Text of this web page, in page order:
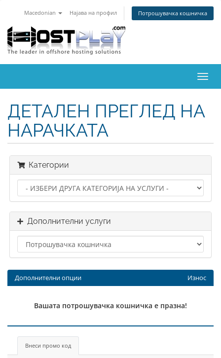
Macedonian Најава на профил Потрошувачка кошничка
ја
ДЕТАЛЕН ПРЕГЛЕД НА
НАРАЧКАТА
Категории
Дополнителни услуги
Дополнителни опции Износ
Вашата потрошувачка кошничка е празна!
Внеси промо код